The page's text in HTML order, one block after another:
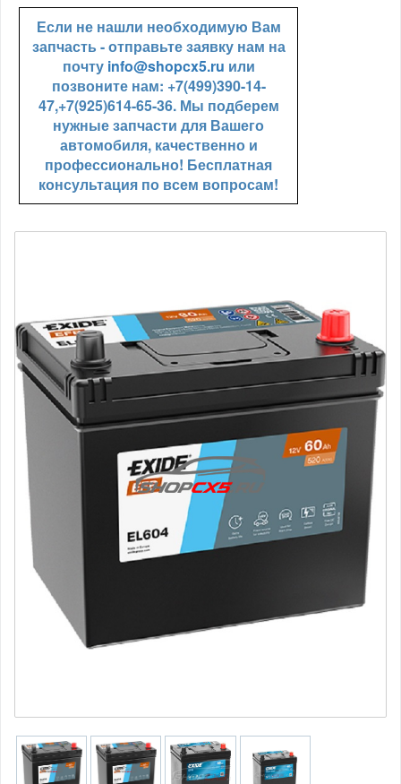
Если не нашли необходимую Вам
запчасть - отправьте заявку нам на
почту info@shopcx5.ru или
позвоните нам: +7(499)390-14-
47,+7(925)614-65-36. Мы подберем
нужные запчасти для Вашего
автомобиля, качественно и
профессионально! Бесплатная
консультация по всем вопросам!